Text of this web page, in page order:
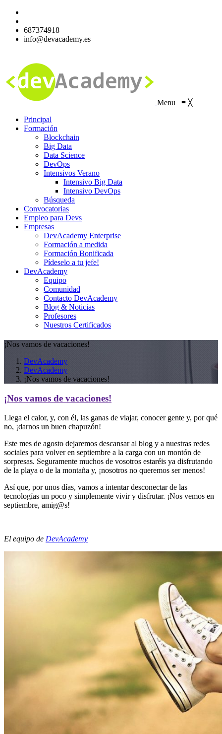
687374918
info@devacademy.es
Menu ≡ ╳
Principal
Formación
Blockchain
Big Data
Data Science
DevOps
Intensivos Verano
Intensivo Big Data
Intensivo DevOps
Búsqueda
Convocatorias
Empleo para Devs
Empresas
DevAcademy Enterprise
Formación a medida
Formación Bonificada
Pídeselo a tu jefe!
DevAcademy
Equipo
Comunidad
Contacto DevAcademy
Blog & Noticias
Profesores
Nuestros Certificados
¡Nos vamos de vacaciones!
DevAcademy
DevAcademy
¡Nos vamos de vacaciones!
¡Nos vamos de vacaciones!
Llega el calor, y, con él, las ganas de viajar, conocer gente y, por qué
no, ¡darnos un buen chapuzón!
Este mes de agosto dejaremos descansar al blog y a nuestras redes
sociales para volver en septiembre a la carga con un montón de
sorpresas. Seguramente muchos de vosotros estaréis ya disfrutando
de la playa o de la montaña y, ¡nosotros no queremos ser menos!
Así que, por unos días, vamos a intentar desconectar de las
tecnologías un poco y simplemente vivir y disfrutar. ¡Nos vemos en
septiembre, amig@s!
El equipo de DevAcademy